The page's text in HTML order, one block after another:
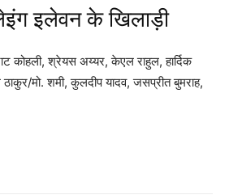
इलेवन के खिलाड़ी
कोहली, श्रेयस अय्यर, केएल राहुल, हार्दिक
ठाकुर/मो. शमी, कुलदीप यादव, जसप्रीत बुमराह,